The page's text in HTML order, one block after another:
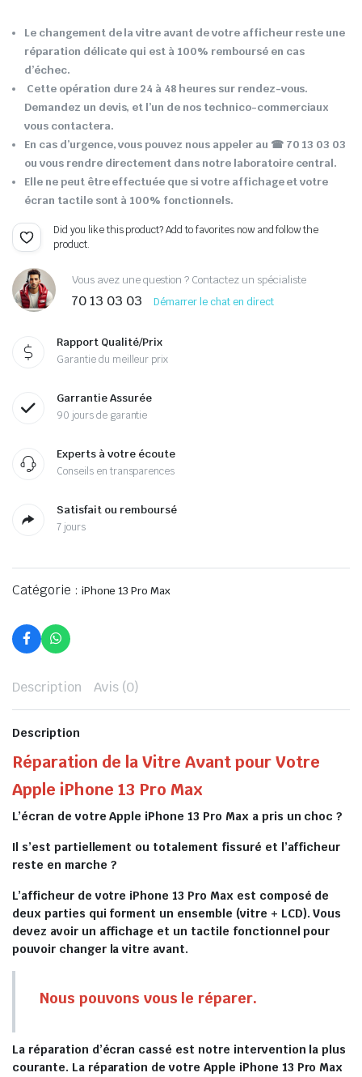
Le changement de la vitre avant de votre afficheur reste une
réparation délicate qui est à 100% remboursé en cas
d’échec.
Cette opération dure 24 à 48 heures sur rendez-vous.
Demandez un devis, et l’un de nos technico-commerciaux
vous contactera.
En cas d’urgence, vous pouvez nous appeler au ☎ 70 13 03 03
ou vous rendre directement dans notre laboratoire central.
Elle ne peut être effectuée que si votre affichage et votre
écran tactile sont à 100% fonctionnels.
Did you like this product? Add to favorites now and follow the
product.
Vous avez une question ? Contactez un spécialiste
70 13 03 03 Démarrer le chat en direct
Rapport Qualité/Prix
Garantie du meilleur prix
Garrantie Assurée
90 jours de garantie
Experts à votre écoute
Conseils en transparences
Satisfait ou remboursé
7 jours
Catégorie : iPhone 13 Pro Max
Description Avis (0)
Description
Réparation de la Vitre Avant pour Votre
Apple iPhone 13 Pro Max
L’écran de votre Apple iPhone 13 Pro Max a pris un choc ?
Il s’est partiellement ou totalement fissuré et l’afficheur
reste en marche ?
L’afficheur de votre iPhone 13 Pro Max est composé de
deux parties qui forment un ensemble (vitre + LCD). Vous
devez avoir un affichage et un tactile fonctionnel pour
pouvoir changer la vitre avant.
Nous pouvons vous le réparer.
La réparation d’écran cassé est notre intervention la plus
courante. La réparation de votre Apple iPhone 13 Pro Max